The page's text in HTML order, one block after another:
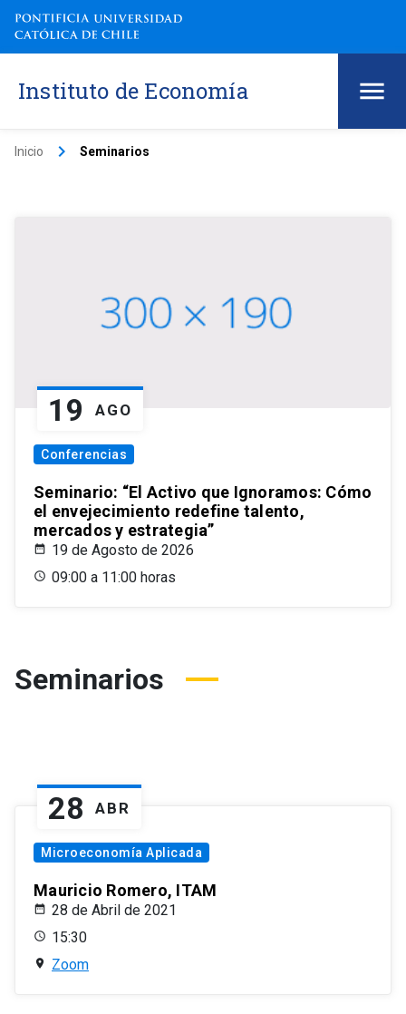
Instituto de Economía
Inicio keyboard_arrow_right Seminarios
19 AGO
Conferencias
Seminario: “El Activo que Ignoramos: Cómo
el envejecimiento redefine talento,
mercados y estrategia”
19 de Agosto de 2026
09:00 a 11:00 horas
Seminarios
28 ABR
Microeconomía Aplicada
Mauricio Romero, ITAM
28 de Abril de 2021
15:30
Zoom